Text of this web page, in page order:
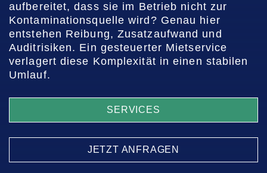
aufbereitet, dass sie im Betrieb nicht zur
Kontaminationsquelle wird? Genau hier
entstehen Reibung, Zusatzaufwand und
Auditrisiken. Ein gesteuerter Mietservice
verlagert diese Komplexität in einen stabilen
Umlauf.
SERVICES
JETZT ANFRAGEN